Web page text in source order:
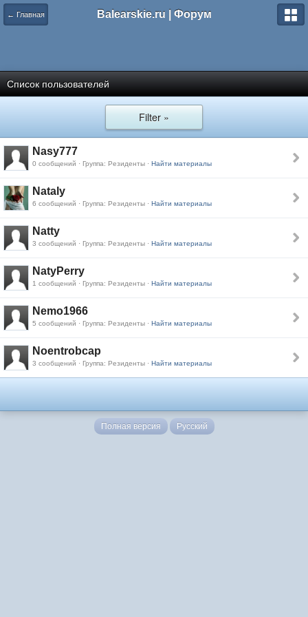
← Главная Balearskie.ru | Форум
Список пользователей
Filter »
Nasy777
0 сообщений · Группа: Резиденты · Найти материалы
Nataly
6 сообщений · Группа: Резиденты · Найти материалы
Natty
3 сообщений · Группа: Резиденты · Найти материалы
NatyPerry
1 сообщений · Группа: Резиденты · Найти материалы
Nemo1966
5 сообщений · Группа: Резиденты · Найти материалы
Noentrobcap
3 сообщений · Группа: Резиденты · Найти материалы
Полная версия Русский